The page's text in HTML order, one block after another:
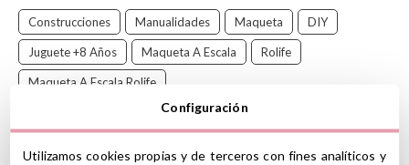
Construcciones Manualidades Maqueta DIY
Juguete +8 Años Maqueta A Escala Rolife
Maqueta A Escala Rolife
Configuración
Utilizamos cookies propias y de terceros con fines analíticos y